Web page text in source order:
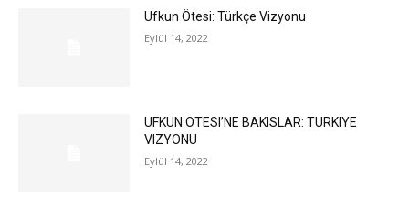
Ufkun Ötesi: Türkçe Vizyonu
Eylül 14, 2022
UFKUN OTESI’NE BAKISLAR: TURKIYE
VIZYONU
Eylül 14, 2022